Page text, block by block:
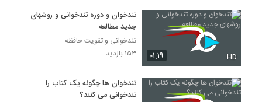
39
027040 - تندخوانی سری چهارم
۴۰۲ بازدید
027041 - تندخوانی سری چهارم
۰۱:۱۹ HD
تندخوان و دوره تندخوانی و روشهای
جدید مطالعه
تندخوانی و تقویت حافظه
۱۵۳ بازدید
تندخوان ها چگونه یک کتاب را
تندخوانی می کنند؟